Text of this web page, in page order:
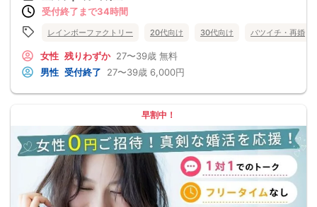
受付終了まで34時間
レインボーファクトリー 20代向け 30代向け バツイチ・再婚
女性 残りわずか 27〜39歳 無料
男性 受付終了 27〜39歳 6,000円
早割中！